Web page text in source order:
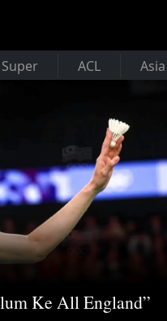
ACL
Ke All England”